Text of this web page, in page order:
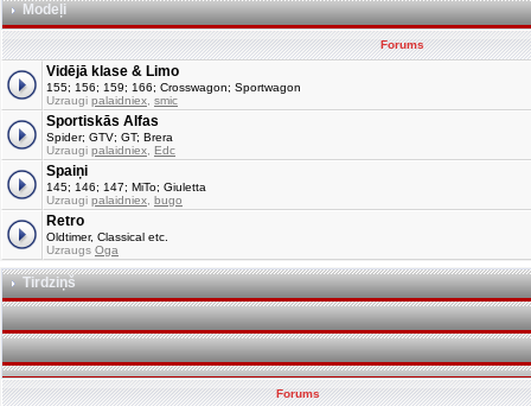
Modeļi
Forums
Vidējā klase & Limo
155; 156; 159; 166; Crosswagon; Sportwagon
Uzraugi palaidniex smic
Sportiskās Alfas
Spider; GTV; GT; Brera
Uzraugi palaidniex Edc
Spaiņi
145; 146; 147; MiTo; Giuletta
Uzraugi palaidniex bugo
Retro
Oldtimer, Classical etc.
Uzraugs Oga
Tirdziņš
Forums